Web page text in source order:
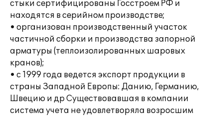
стыки сертифицированы Госстроем РФ и
находятся в серийном производстве;
• организован производственный участок
частичной сборки и производства запорной
арматуры (теплоизолированных шаровых
кранов);
• с 1999 года ведется экспорт продукции в
страны Западной Европы: Данию, Германию,
Швецию и др Существовавшая в компании
система учета не удовлетворяла возросшим